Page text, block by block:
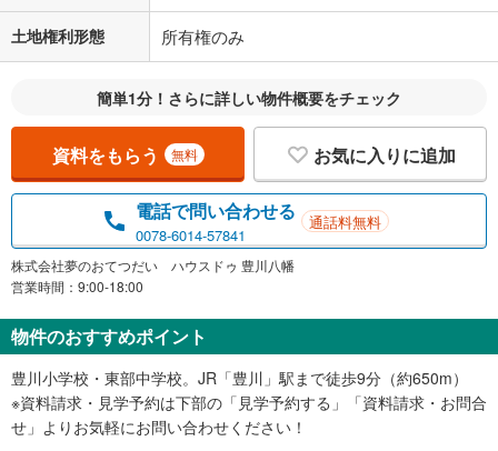
土地権利形態 所有権のみ
簡単1分！さらに詳しい物件概要をチェック
資料をもらう 無料 お気に入りに追加
電話で問い合わせる
0078-6014-57841
通話料無料
株式会社夢のおてつだい ハウスドゥ 豊川八幡
営業時間：9:00-18:00
物件のおすすめポイント
豊川小学校・東部中学校。JR「豊川」駅まで徒歩9分（約650m）
※資料請求・見学予約は下部の「見学予約する」「資料請求・お問合
せ」よりお気軽にお問い合わせください！